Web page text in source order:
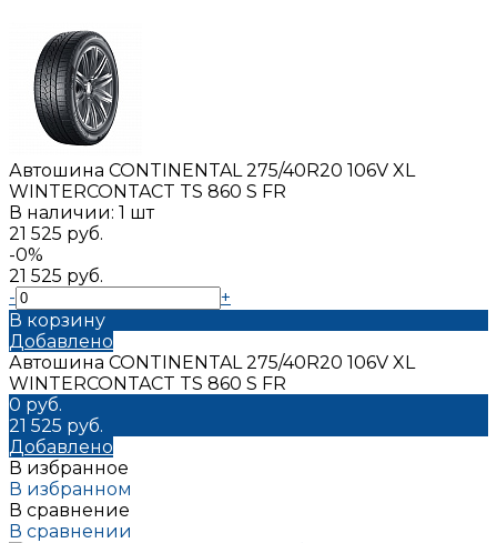
Автошина CONTINENTAL 275/40R20 106V XL
WINTERCONTACT TS 860 S FR
В наличии: 1 шт
21 525 руб.
-0%
21 525 руб.
-
+
В корзину
Добавлено
Автошина CONTINENTAL 275/40R20 106V XL
WINTERCONTACT TS 860 S FR
0 руб.
21 525 руб.
Добавлено
В избранное
В избранном
В сравнение
В сравнении